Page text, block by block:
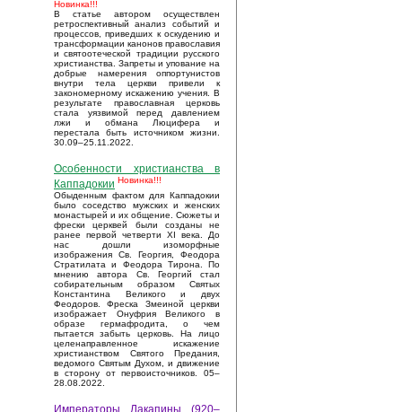
Новинка!!!
В статье автором осуществлен
ретроспективный анализ событий и
процессов, приведших к оскудению и
трансформации канонов православия
и святоотеческой традиции русского
христианства. Запреты и упование на
добрые намерения оппортунистов
внутри тела церкви привели к
закономерному искажению учения. В
результате православная церковь
стала уязвимой перед давлением
лжи и обмана Люцифера и
перестала быть источником жизни.
30.09–25.11.2022.
Особенности христианства в
Каппадокии Новинка!!!
Обыденным фактом для Каппадокии
было соседство мужских и женских
монастырей и их общение. Сюжеты и
фрески церквей были созданы не
ранее первой четверти XI века. До
нас дошли изоморфные
изображения Св. Георгия, Феодора
Стратилата и Феодора Тирона. По
мнению автора Св. Георгий стал
собирательным образом Святых
Константина Великого и двух
Феодоров. Фреска Змеиной церкви
изображает Онуфрия Великого в
образе гермафродита, о чем
пытается забыть церковь. На лицо
целенаправленное искажение
христианством Святого Предания,
ведомого Святым Духом, и движение
в сторону от первоисточников. 05–
28.08.2022.
Императоры Лакапины (920–